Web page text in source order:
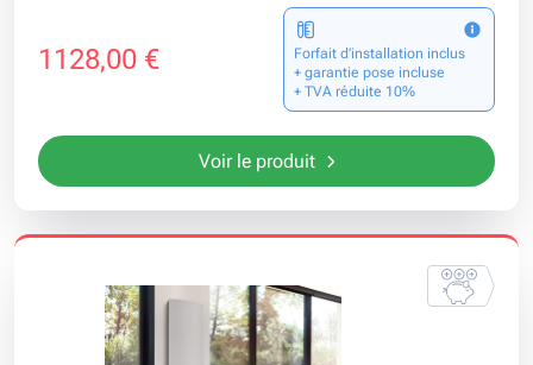
1128,00 €
Forfait d’installation inclus
+ garantie pose incluse
+ TVA réduite 10%
Voir le produit